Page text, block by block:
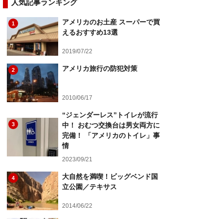
人気記事ランキング
1
アメリカのお土産 スーパーで買
えるおすすめ13選
2019/07/22
2 アメリカ旅行の防犯対策
2010/06/17
3
“ジェンダーレス”トイレが流行
中！ おむつ交換台は男女両方に
完備！ 「アメリカのトイレ」事
情
2023/09/21
4
大自然を満喫！ビッグベンド国
立公園／テキサス
2014/06/22